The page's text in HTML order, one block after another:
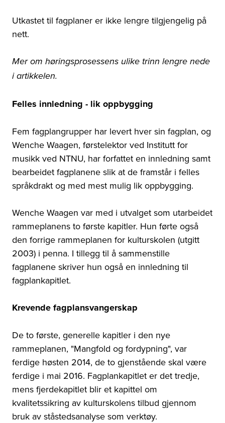
Utkastet til fagplaner er ikke lengre tilgjengelig på
nett.
Mer om høringsprosessens ulike trinn lengre nede
i artikkelen.
Felles innledning - lik oppbygging
Fem fagplangrupper har levert hver sin fagplan, og
Wenche Waagen, førstelektor ved Institutt for
musikk ved NTNU, har forfattet en innledning samt
bearbeidet fagplanene slik at de framstår i felles
språkdrakt og med mest mulig lik oppbygging.
Wenche Waagen var med i utvalget som utarbeidet
rammeplanens to første kapitler. Hun førte også
den forrige rammeplanen for kulturskolen (utgitt
2003) i penna. I tillegg til å sammenstille
fagplanene skriver hun også en innledning til
fagplankapitlet.
Krevende fagplansvangerskap
De to første, generelle kapitler i den nye
rammeplanen, "Mangfold og fordypning", var
ferdige høsten 2014, de to gjenstående skal være
ferdige i mai 2016. Fagplankapitlet er det tredje,
mens fjerdekapitlet blir et kapittel om
kvalitetssikring av kulturskolens tilbud gjennom
bruk av ståstedsanalyse som verktøy.